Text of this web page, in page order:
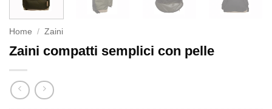
Home / Zaini
Zaini compatti semplici con pelle